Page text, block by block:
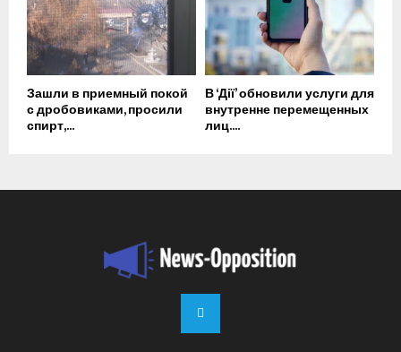
Зашли в приемный покой
с дробовиками, просили
спирт,...
В ‘Дії’ обновили услуги для
внутренне перемещенных
лиц....